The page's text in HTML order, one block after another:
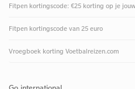
Fitpen kortingscode: €25 korting op je
Fitpen kortingscode van 25 euro
Vroegboek korting Voetbalreizen.com